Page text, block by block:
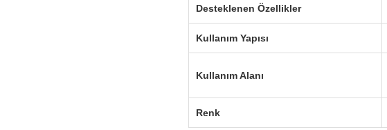
Desteklenen Özellikler
Kullanım Yapısı
Kullanım Alanı
Renk